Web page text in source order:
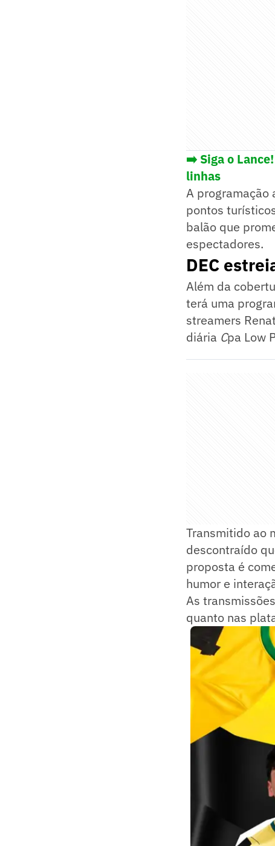
➡️ Siga o
linhas
A programação
pontos
balão que
espectadores.
DEC
Além da
terá uma
streamers
diária Cpa Low
Transmitido ao
descontraído
proposta é
humor e
As
quanto nas